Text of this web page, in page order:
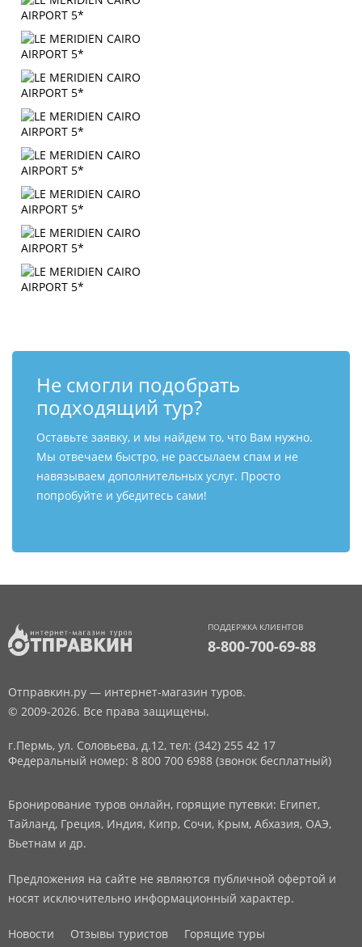
Не смогли подобрать
подходящий тур?
Оставьте заявку, и мы найдем то, что Вам нужно.
Мы отвечаем быстро, не рассылаем спам и не
навязываем дополнительных услуг. Просто
попробуйте и убедитесь сами!
ПОДДЕРЖКА КЛИЕНТОВ
8-800-700-69-88
Отправкин.ру — интернет-магазин туров.
© 2009-2026. Все права защищены.
г.Пермь, ул. Соловьева, д.12, тел: (342) 255 42 17
Федеральный номер: 8 800 700 6988 (звонок бесплатный)
Бронирование туров онлайн, горящие путевки: Египет,
Тайланд, Греция, Индия, Кипр, Сочи, Крым, Абхазия, ОАЭ,
Вьетнам и др.
Предложения на сайте не являются публичной офертой и
носят исключительно информационный характер.
Новости Отзывы туристов
Горящие туры